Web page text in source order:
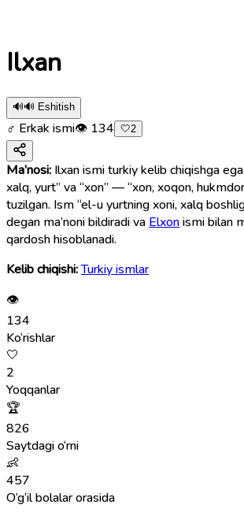
Ilxan
🔊🔊 Eshitish
♂ Erkak ismi👁 134 🤍2
Ma’nosi: Ilxan ismi turkiy kelib chiqishga ega
xalq, yurt” va “xon” — “xon, xoqon,
tuzilgan. Ism “el-u yurtning xoni, xalq
degan ma’noni bildiradi va Elxonismi bilan
qardosh hisoblanadi.
Kelib chiqishi:Turkiy ismlar
👁
134
Ko‘rishlar
🤍
2
Yoqqanlar
🏆
826
Saytdagi o‘rni
👶
457
O‘g‘il bolalar orasida